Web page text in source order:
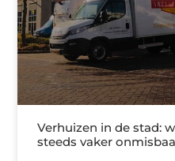
Verhuizen in de stad:
steeds vaker